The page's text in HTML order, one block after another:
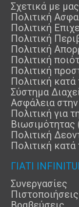
Σχετικά με μας
Πολιτική
Πολιτική
Πολιτική
Πολιτική
Πολιτική
Πολιτική
Πολιτική
Σύστημα
Ασφάλεια
Πολιτική για
Βιωσιμότητας
Πολιτική
Πολιτική
ΓΙΑΤΊ
Συνεργασίες
Πιστοποιήσεις